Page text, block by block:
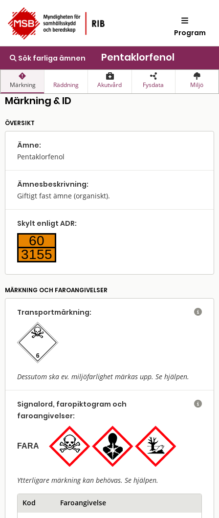
Program
Sök farliga ämnen Pentaklorfenol
Märkning Räddning Akutvård Fysdata Miljö
Märkning & ID
ÖVERSIKT
Ämne:
Pentaklorfenol
Ämnes­beskrivning:
Giftigt fast ämne (organiskt).
Skylt enligt ADR:
60
3155
MÄRKNING OCH FAROANGIVELSER
Transport­märkning:
Dessutom ska ev. miljöfarlighet märkas upp. Se hjälpen.

Signalord, faropiktogram och
faroangivelser:
FARA
Ytterligare märkning kan behövas. Se hjälpen.

Kod
Faroangivelse